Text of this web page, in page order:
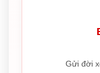
Gửi đời